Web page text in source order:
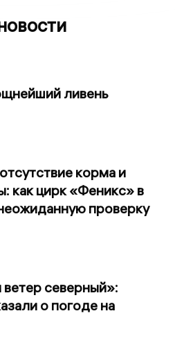
ливень
корма и
как цирк «Феникс» в
проверку
северный»:
о погоде на